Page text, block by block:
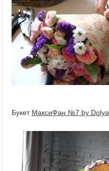
Букет МаксиФан №7 by Dolya